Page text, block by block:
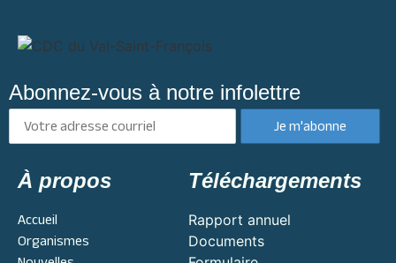
Abonnez-vous à notre infolettre
À propos
Accueil
Organismes
Téléchargements
Rapport annuel
Documents